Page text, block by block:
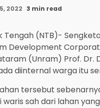
2022 3 min read
Tengah (NTB)-
Development
(Unram) Prof.
diinternal warga itu
tersebut
waris sah dari lahan